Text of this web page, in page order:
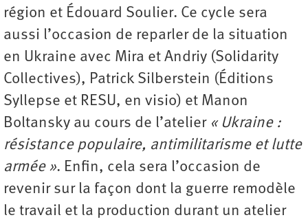
région et Édouard Soulier. Ce cycle sera
aussi l’occasion de reparler de la situation
en Ukraine avec Mira et Andriy (Solidarity
Collectives), Patrick Silberstein (Éditions
Syllepse et RESU, en visio) et Manon
Boltansky au cours de l’atelier« Ukraine :
résistance populaire, antimilitarisme et lutte
armée ». Enfin, cela sera l’occasion de
revenir sur la façon dont la guerre remodèle
le travail et la production durant un atelier